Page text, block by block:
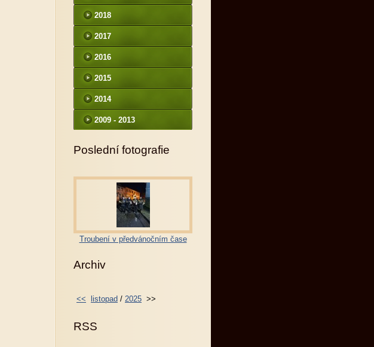
2018
2017
2016
2015
2014
2009 - 2013
Poslední fotografie
Troubení v předvánočním čase
Archiv
<< listopad / 2025 >>
RSS